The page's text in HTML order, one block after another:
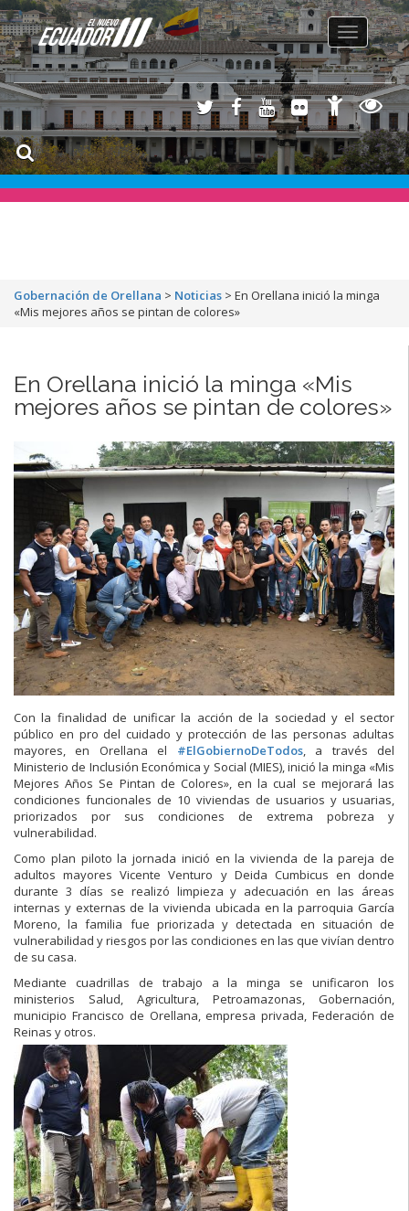
Toggle
navigation
Gobernación de Orellana > Noticias > En Orellana inició la minga
«Mis mejores años se pintan de colores»
En Orellana inició la minga «Mis
mejores años se pintan de colores»
Con la finalidad de unificar la acción de la sociedad y el sector
público en pro del cuidado y protección de las personas adultas
mayores, en Orellana el #ElGobiernoDeTodos, a través del
Ministerio de Inclusión Económica y Social (MIES), inició la minga «Mis
Mejores Años Se Pintan de Colores», en la cual se mejorará las
condiciones funcionales de 10 viviendas de usuarios y usuarias,
priorizados por sus condiciones de extrema pobreza y
vulnerabilidad.
Como plan piloto la jornada inició en la vivienda de la pareja de
adultos mayores Vicente Venturo y Deida Cumbicus en donde
durante 3 días se realizó limpieza y adecuación en las áreas
internas y externas de la vivienda ubicada en la parroquia García
Moreno, la familia fue priorizada y detectada en situación de
vulnerabilidad y riesgos por las condiciones en las que vivían dentro
de su casa.
Mediante cuadrillas de trabajo a la minga se unificaron los
ministerios Salud, Agricultura, Petroamazonas, Gobernación,
municipio Francisco de Orellana, empresa privada, Federación de
Reinas y otros.